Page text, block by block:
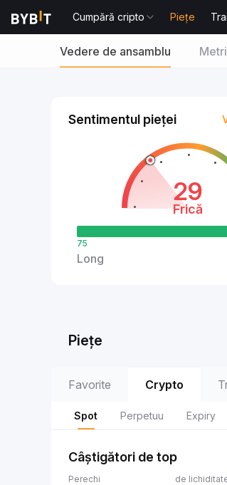
Cumpără cripto Piețe
Vedere de ansamblu
Sentimentul pieței
29
Frică
75
Long
Piețe
Favorite Crypto
Spot Perpetuu Expiry
Câștigători de top
Perechi de